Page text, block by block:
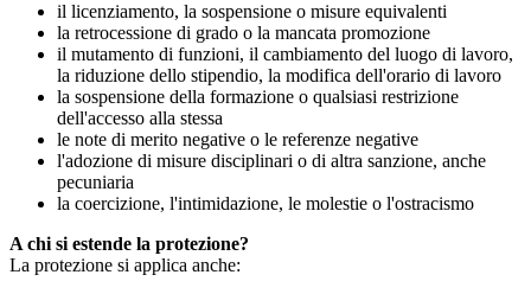
il licenziamento, la sospensione o misure equivalenti
la retrocessione di grado o la mancata promozione
il mutamento di funzioni, il cambiamento del luogo di lavoro,
la riduzione dello stipendio, la modifica dell'orario di lavoro
la sospensione della formazione o qualsiasi restrizione
dell'accesso alla stessa
le note di merito negative o le referenze negative
l'adozione di misure disciplinari o di altra sanzione, anche
pecuniaria
la coercizione, l'intimidazione, le molestie o l'ostracismo
A chi si estende la protezione?
La protezione si applica anche: